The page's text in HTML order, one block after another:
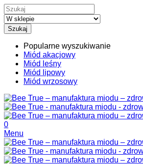
Szukaj
Popularne wyszukiwanie
Miód akacjowy
Miód leśny
Miód lipowy
Miód wrzosowy
0
Menu